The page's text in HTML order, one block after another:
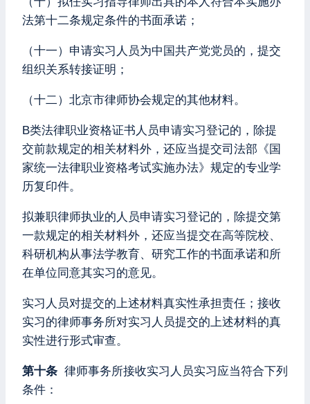
法第十二条规定条件的书面承诺；
（十一）申请实习人员为中国共产党党员的，提交
组织关系转接证明；
（十二）北京市律师协会规定的其他材料。
B类法律职业资格证书人员申请实习登记的，除提
交前款规定的相关材料外，还应当提交司法部《国
家统一法律职业资格考试实施办法》规定的专业学
历复印件。
拟兼职律师执业的人员申请实习登记的，除提交第
一款规定的相关材料外，还应当提交在高等院校、
科研机构从事法学教育、研究工作的书面承诺和所
在单位同意其实习的意见。
实习人员对提交的上述材料真实性承担责任；接收
实习的律师事务所对实习人员提交的上述材料的真
实性进行形式审查。
第十条 律师事务所接收实习人员实习应当符合下列
条件：